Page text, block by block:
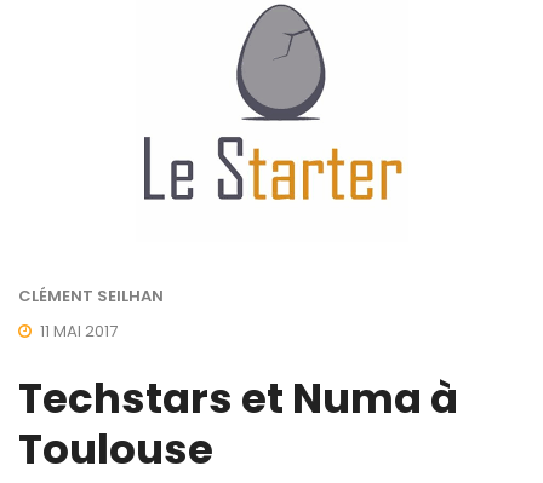
CLÉMENT SEILHAN
11 MAI 2017
Techstars et Numa à
Toulouse